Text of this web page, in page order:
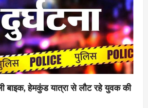
बाइक, हेमकुंड यात्रा से लौट रहे युवक की